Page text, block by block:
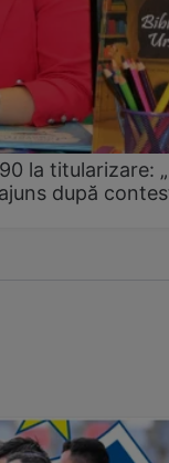
la titularizare:
după